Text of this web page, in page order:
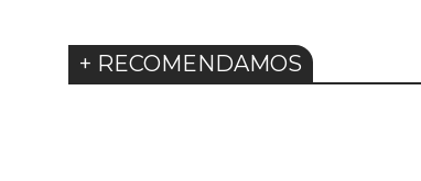
+ RECOMENDAMOS